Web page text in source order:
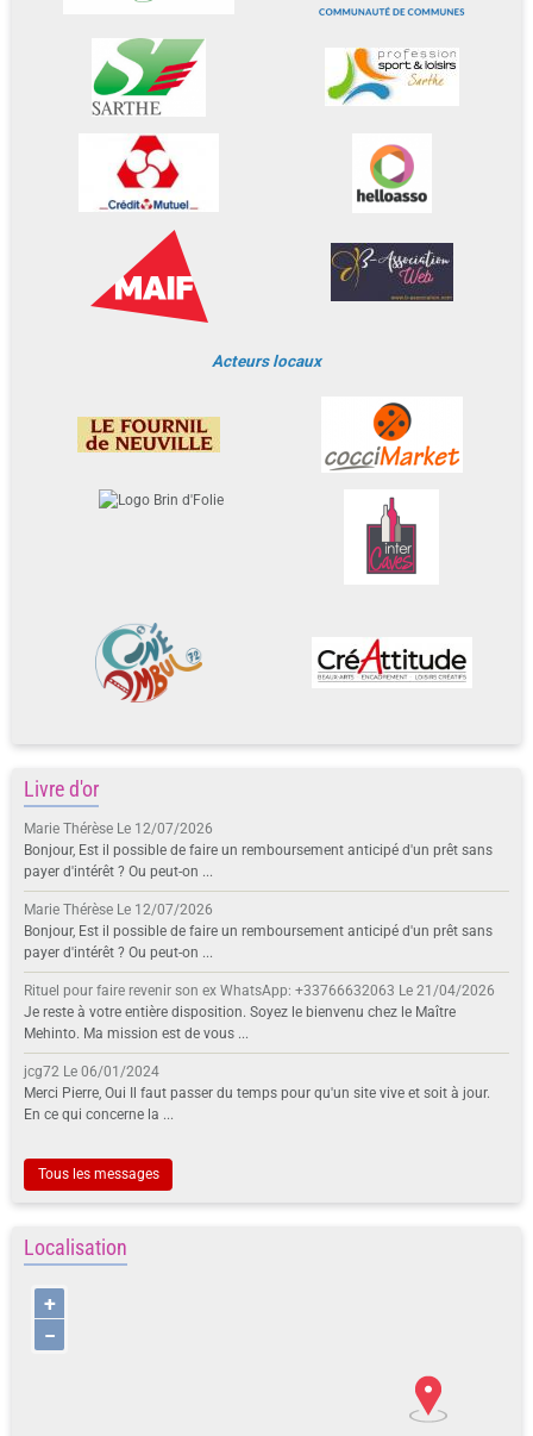
Acteurs locaux
Livre d'or
Marie Thérèse Le 12/07/2026
Bonjour, Est il possible de faire un remboursement anticipé d'un prêt sans
payer d'intérêt ? Ou peut-on ...
Marie Thérèse Le 12/07/2026
Bonjour, Est il possible de faire un remboursement anticipé d'un prêt sans
payer d'intérêt ? Ou peut-on ...
Rituel pour faire revenir son ex WhatsApp: +33766632063 Le 21/04/2026
Je reste à votre entière disposition. Soyez le bienvenu chez le Maître
Mehinto. Ma mission est de vous ...
jcg72 Le 06/01/2024
Merci Pierre, Oui Il faut passer du temps pour qu'un site vive et soit à jour.
En ce qui concerne la ...
Tous les messages
Localisation
+
−